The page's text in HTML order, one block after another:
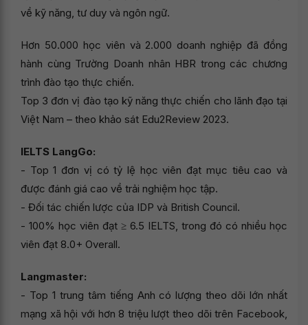
về kỹ năng, tư duy và ngôn ngữ.
Hơn 50.000 học viên và 2.000 doanh nghiệp đã đồng
hành cùng Trường Doanh nhân HBR trong các chương
trình đào tạo thực chiến.
Top 3 đơn vị đào tạo kỹ năng thực chiến cho lãnh đạo tại
Việt Nam – theo khảo sát Edu2Review 2023.
IELTS LangGo:
- Top 1 đơn vị có tỷ lệ học viên đạt mục tiêu cao và
được đánh giá cao về trải nghiệm học tập.
- Đối tác chiến lược của IDP và British Council.
- 100% học viên đạt ≥ 6.5 IELTS, trong đó có nhiều học
viên đạt 8.0+ Overall.
Langmaster:
- Top 1 trung tâm tiếng Anh có lượng theo dõi lớn nhất
mạng xã hội với hơn 8 triệu lượt theo dõi trên Facebook,